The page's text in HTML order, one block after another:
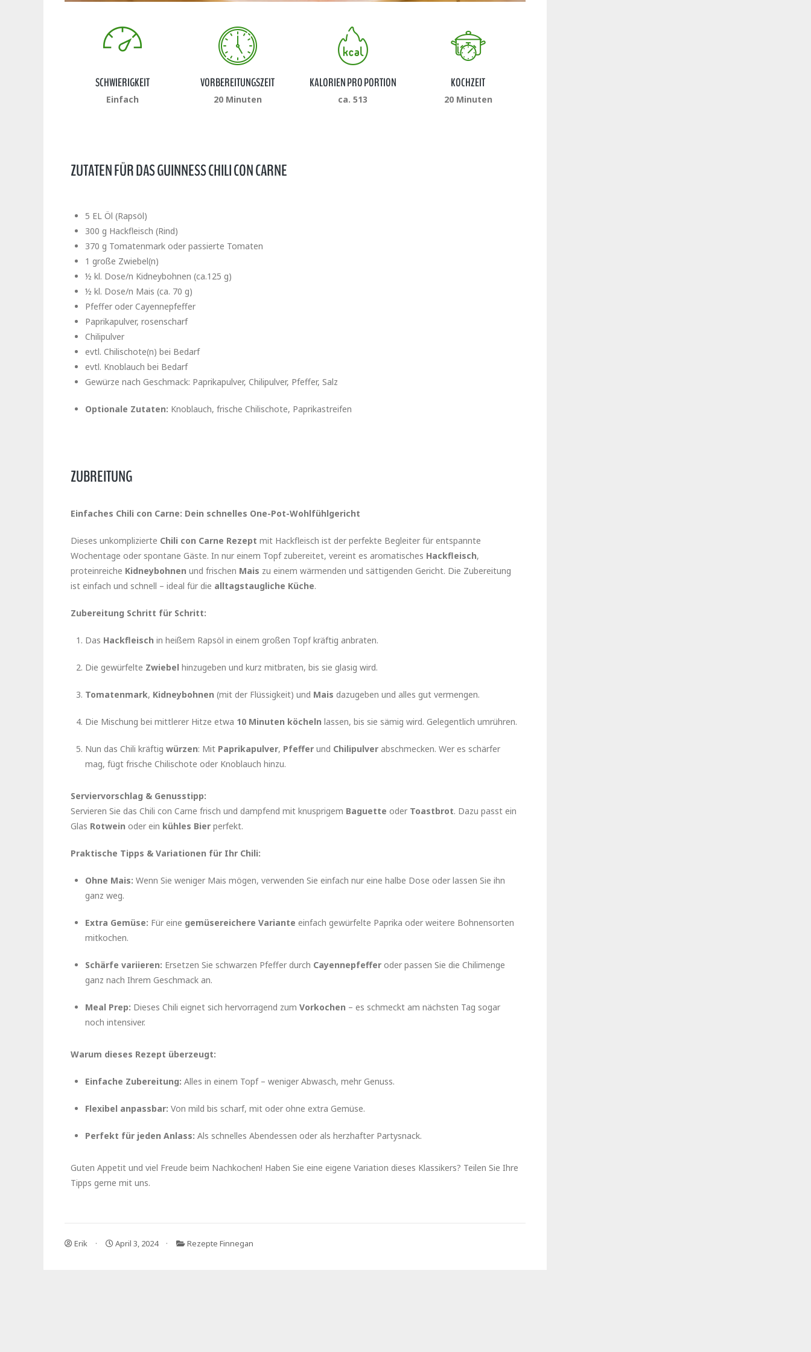
SCHWIERIGKEIT
Einfach
VORBEREITUNGSZEIT
20 Minuten
KALORIEN PRO PORTION
ca. 513
KOCHZEIT
20 Minuten
ZUTATEN FÜR DAS GUINNESS CHILI CON CARNE
5 EL Öl (Rapsöl)
300 g Hackfleisch (Rind)
370 g Tomatenmark oder passierte Tomaten
1 große Zwiebel(n)
½ kl. Dose/n Kidneybohnen (ca.125 g)
½ kl. Dose/n Mais (ca. 70 g)
Pfeffer oder Cayennepfeffer
Paprikapulver, rosenscharf
Chilipulver
evtl. Chilischote(n) bei Bedarf
evtl. Knoblauch bei Bedarf
Gewürze nach Geschmack: Paprikapulver, Chilipulver, Pfeffer, Salz
Optionale Zutaten: Knoblauch, frische Chilischote, Paprikastreifen
ZUBREITUNG
Einfaches Chili con Carne: Dein schnelles One-Pot-Wohlfühlgericht
Dieses unkomplizierte Chili con Carne Rezept mit Hackfleisch ist der perfekte Begleiter für entspannte
Wochentage oder spontane Gäste. In nur einem Topf zubereitet, vereint es aromatisches Hackfleisch,
proteinreiche Kidneybohnen und frischen Mais zu einem wärmenden und sättigenden Gericht. Die Zubereitung
ist einfach und schnell – ideal für die alltagstaugliche Küche.
Zubereitung Schritt für Schritt:
Das Hackfleisch in heißem Rapsöl in einem großen Topf kräftig anbraten.
Die gewürfelte Zwiebel hinzugeben und kurz mitbraten, bis sie glasig wird.
Tomatenmark, Kidneybohnen (mit der Flüssigkeit) und Mais dazugeben und alles gut vermengen.
Die Mischung bei mittlerer Hitze etwa 10 Minuten köcheln lassen, bis sie sämig wird. Gelegentlich umrühren.
Nun das Chili kräftig würzen: Mit Paprikapulver, Pfeffer und Chilipulver abschmecken. Wer es schärfer
mag, fügt frische Chilischote oder Knoblauch hinzu.
Serviervorschlag & Genusstipp:
Servieren Sie das Chili con Carne frisch und dampfend mit knusprigem Baguette oder Toastbrot. Dazu passt ein
Glas Rotwein oder ein kühles Bier perfekt.
Praktische Tipps & Variationen für Ihr Chili:
Ohne Mais: Wenn Sie weniger Mais mögen, verwenden Sie einfach nur eine halbe Dose oder lassen Sie ihn
ganz weg.
Extra Gemüse: Für eine gemüsereichere Variante einfach gewürfelte Paprika oder weitere Bohnensorten
mitkochen.
Schärfe variieren: Ersetzen Sie schwarzen Pfeffer durch Cayennepfeffer oder passen Sie die Chilimenge
ganz nach Ihrem Geschmack an.
Meal Prep: Dieses Chili eignet sich hervorragend zum Vorkochen – es schmeckt am nächsten Tag sogar
noch intensiver.
Warum dieses Rezept überzeugt:
Einfache Zubereitung: Alles in einem Topf – weniger Abwasch, mehr Genuss.
Flexibel anpassbar: Von mild bis scharf, mit oder ohne extra Gemüse.
Perfekt für jeden Anlass: Als schnelles Abendessen oder als herzhafter Partysnack.
Guten Appetit und viel Freude beim Nachkochen! Haben Sie eine eigene Variation dieses Klassikers? Teilen Sie Ihre
Tipps gerne mit uns.
Erik April 3, 2024 Rezepte Finnegan